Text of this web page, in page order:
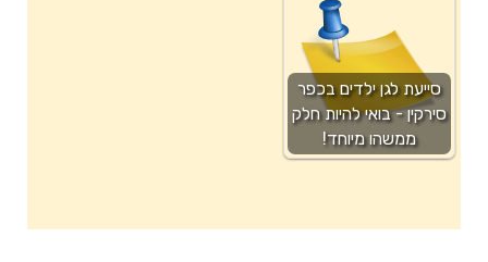
סייעת לגן ילדים בכפר
סירקין - בואי להיות חלק
ממשהו מיוחד!